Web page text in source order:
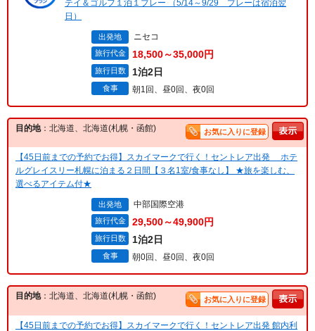
テイ＆ゴルフ１泊１プレー （5/14～9/29 プレーは宿泊翌
日）
出発地 ニセコ
旅行代金 18,500～35,000円
旅行日数 1泊2日
食事 朝1回、昼0回、夜0回
目的地：北海道、北海道(札幌・函館) お気に入りに登録
【45日前までの予約でお得】スカイマークで行く！セントレア出発 ホテ
ルグレイスリー札幌に泊まる２日間【３名1室/食事なし】 ★旅を楽しむ、
選べるアイテム付★
出発地 中部国際空港
旅行代金 29,500～49,900円
旅行日数 1泊2日
食事 朝0回、昼0回、夜0回
目的地：北海道、北海道(札幌・函館) お気に入りに登録
【45日前までの予約でお得】スカイマークで行く！セントレア出発 館内利